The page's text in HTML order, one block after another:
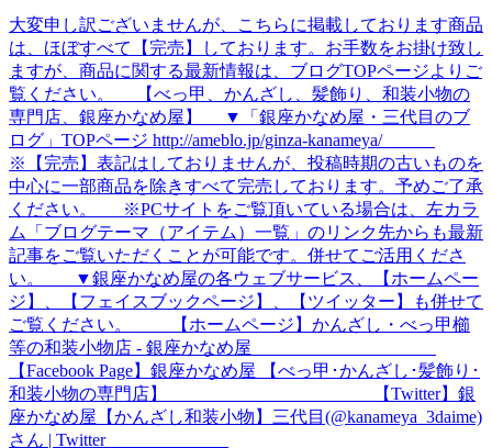
大変申し訳ございませんが、こちらに掲載しております商品
は、ほぼすべて【完売】しております。お手数をお掛け致し
ますが、商品に関する最新情報は、ブログTOPページよりご
覧ください。 【べっ甲、かんざし、髪飾り、和装小物の
専門店、銀座かなめ屋】 ▼「銀座かなめ屋・三代目のブ
ログ」TOPページ http://ameblo.jp/ginza-kanameya/
※【完売】表記はしておりませんが、投稿時期の古いものを
中心に一部商品を除きすべて完売しております。予めご了承
ください。 ※PCサイトをご覧頂いている場合は、左カラ
ム「ブログテーマ（アイテム）一覧」のリンク先からも最新
記事をご覧いただくことが可能です。併せてご活用くださ
い。 ▼銀座かなめ屋の各ウェブサービス、【ホームペー
ジ】、【フェイスブックページ】、【ツイッター】も併せて
ご覧ください。 【ホームページ】かんざし・べっ甲櫛
等の和装小物店 - 銀座かなめ屋
【Facebook Page】銀座かなめ屋 【べっ甲･かんざし･髪飾り･
和装小物の専門店】 【Twitter】銀
座かなめ屋【かんざし和装小物】三代目(@kanameya_3daime)
さん | Twitter